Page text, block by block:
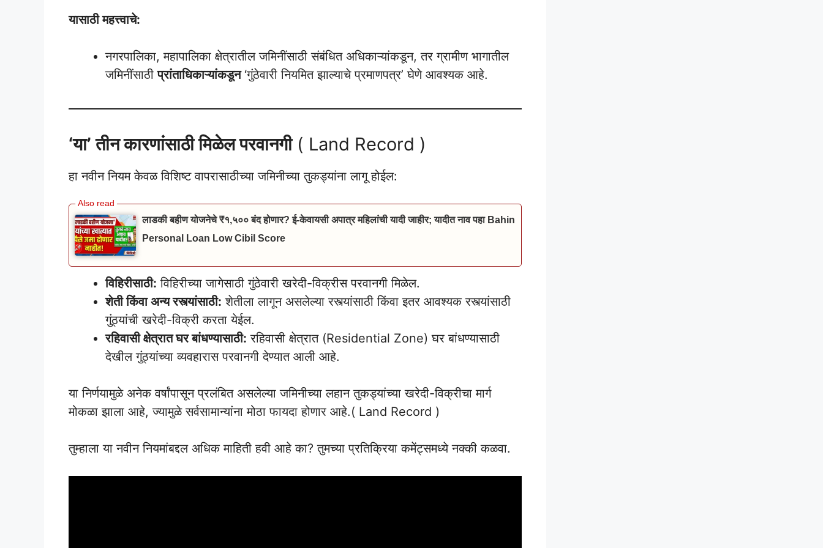
यासाठी महत्त्वाचे:
नगरपालिका, महापालिका क्षेत्रातील जमिनींसाठी संबंधित अधिकाऱ्यांकडून, तर ग्रामीण भागातील
जमिनींसाठीप्रांताधिकाऱ्यांकडून‘गुंठेवारी नियमित झाल्याचे प्रमाणपत्र’ घेणे आवश्यक आहे.
‘या’ तीन कारणांसाठी मिळेल परवानगी( Land Record )
हा नवीन नियम केवळ विशिष्ट वापरासाठीच्या जमिनीच्या तुकड्यांना लागू होईल:
लाडकी बहीण योजनेचे ₹१,५०० बंद होणार? ई-केवायसी अपात्र महिलांची यादी जाहीर; यादीत नाव पहा Bahin
Personal Loan Low Cibil Score
विहिरीसाठी: विहिरीच्या जागेसाठी गुंठेवारी खरेदी-विक्रीस परवानगी मिळेल.
शेती किंवा अन्य रस्त्यांसाठी: शेतीला लागून असलेल्या रस्त्यांसाठी किंवा इतर आवश्यक रस्त्यांसाठी
गुंठ्यांची खरेदी-विक्री करता येईल.
रहिवासी क्षेत्रात घर बांधण्यासाठी: रहिवासी क्षेत्रात (Residential Zone) घर बांधण्यासाठी
देखील गुंठ्यांच्या व्यवहारास परवानगी देण्यात आली आहे.
या निर्णयामुळे अनेक वर्षांपासून प्रलंबित असलेल्या जमिनीच्या लहान तुकड्यांच्या खरेदी-विक्रीचा मार्ग
मोकळा झाला आहे, ज्यामुळे सर्वसामान्यांना मोठा फायदा होणार आहे.( Land Record )
तुम्हाला या नवीन नियमांबद्दल अधिक माहिती हवी आहे का? तुमच्या प्रतिक्रिया कमेंट्समध्ये नक्की कळवा.